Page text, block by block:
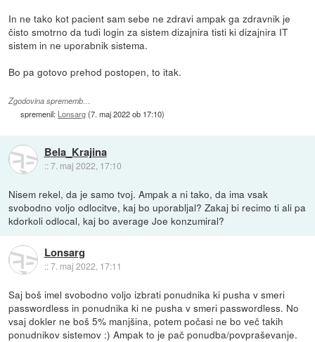
In ne tako kot pacient sam sebe ne zdravi ampak ga zdravnik je
čisto smotrno da tudi login za sistem dizajnira tisti ki dizajnira IT
sistem in ne uporabnik sistema.
Bo pa gotovo prehod postopen, to itak.
Zgodovina sprememb…
spremenil: Lonsarg(7. maj 2022 ob 17:10)
Bela_Krajina
::7. maj 2022, 17:10
Nisem rekel, da je samo tvoj. Ampak a ni tako, da ima vsak
svobodno voljo odlocitve, kaj bo uporabljal? Zakaj bi recimo ti ali pa
kdorkoli odlocal, kaj bo average Joe konzumiral?
Lonsarg
::7. maj 2022, 17:11
Saj boš imel svobodno voljo izbrati ponudnika ki pusha v smeri
passwordless in ponudnika ki ne pusha v smeri passwordless. No
vsaj dokler ne boš 5% manjšina, potem počasi ne bo več takih
ponudnikov sistemov :) Ampak to je pač ponudba/povpraševanje.